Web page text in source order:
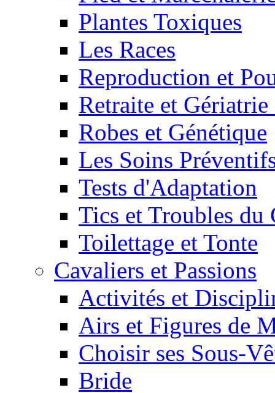
Plantes Toxiques
Les Races
Reproduction et
Retraite et
Robes et Génétique
Les Soins
Tests d'Adaptation
Tics et Troubles du
Toilettage et Tonte
Cavaliers et Passions
Activités et
Airs et Figures de
Choisir ses Sous-
Bride